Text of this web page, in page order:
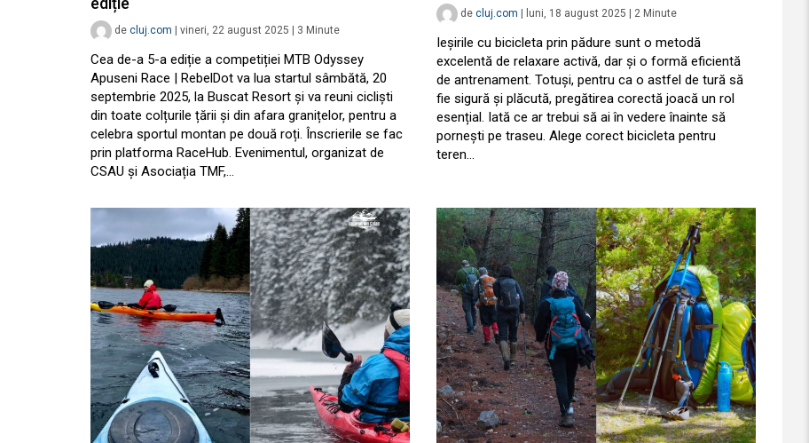
de cluj.com vineri, 22 august 2025 3 Minute
Cea de-a 5-a ediție a competiției MTB Odyssey
Apuseni Race | RebelDot va lua startul sâmbătă, 20
septembrie 2025, la Buscat Resort și va reuni cicliști
din toate colțurile țării și din afara granițelor, pentru a
celebra sportul montan pe două roți. Înscrierile se fac
prin platforma RaceHub. Evenimentul, organizat de
CSAU și Asociația TMF,…
de cluj.com luni, 18 august 2025 2 Minute
Ieșirile cu bicicleta prin pădure sunt o metodă
excelentă de relaxare activă, dar și o formă eficientă
de antrenament. Totuși, pentru ca o astfel de tură să
fie sigură și plăcută, pregătirea corectă joacă un rol
esențial. Iată ce ar trebui să ai în vedere înainte să
pornești pe traseu. Alege corect bicicleta pentru
teren…